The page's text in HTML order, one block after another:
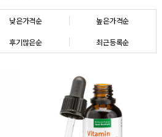
낮은가격순 높은가격순
후기많은순 최근등록순